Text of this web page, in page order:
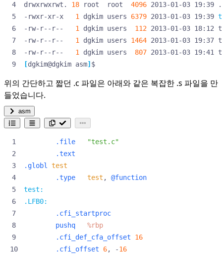
drwxrwxrwt. 18 root  root 4096
-rwxr-xr-x 1 dgkim users 6379 2013-01-03 19:39
-rw-r--r-- 1 dgkim users 112
-rw-r--r-- 1 dgkim users 1464
-rw-r--r-- 1 dgkim users 807
[dgkim@dgkim asm] $
위의 간단하고 짧던 .c 파일은 아래와 같은 복잡한 .s 파일을 만
들었습니다.
asm
.file
"test.c"
.text
.globl test
.type
test ,
@function
test:
.LFB0:
.cfi_startproc
pushq
%rbp
.cfi_def_cfa_offset
16
.cfi_offset
6, -16